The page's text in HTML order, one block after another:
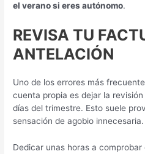
el verano si eres autónomo.
REVISA TU
ANTELACIÓN
Uno de los errores más
cuenta propia es dejar la
días del trimestre. Esto suele
sensación de agobio innecesaria.
Dedicar unas horas a